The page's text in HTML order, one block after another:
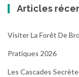
Articles
Visiter La Forêt De
Pratiques 2026
Les Cascades